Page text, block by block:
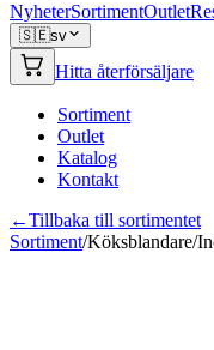
NyheterSortimentOutlet
🇸🇪sv
Hitta återförsäljare
Sortiment
Outlet
Katalog
Kontakt
←Tillbaka till sortimentet
Sortiment/Köksblandare/